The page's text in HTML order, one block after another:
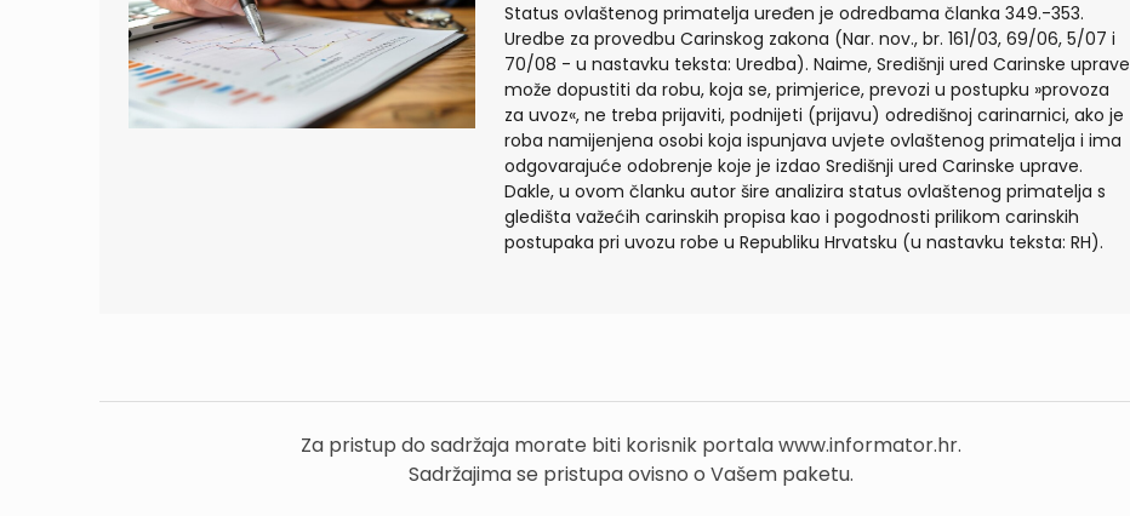
Status ovlaštenog primatelja uređen je odredbama članka 349.-353.
Uredbe za provedbu Carinskog zakona (Nar. nov., br. 161/03, 69/06, 5/07 i
70/08 - u nastavku teksta: Uredba). Naime, Središnji ured Carinske uprave
može dopustiti da robu, koja se, primjerice, prevozi u postupku »provoza
za uvoz«, ne treba prijaviti, podnijeti (prijavu) odredišnoj carinarnici, ako je
roba namijenjena osobi koja ispunjava uvjete ovlaštenog primatelja i ima
odgovarajuće odobrenje koje je izdao Središnji ured Carinske uprave.
Dakle, u ovom članku autor šire analizira status ovlaštenog primatelja s
gledišta važećih carinskih propisa kao i pogodnosti prilikom carinskih
postupaka pri uvozu robe u Republiku Hrvatsku (u nastavku teksta: RH).
Za pristup do sadržaja morate biti korisnik portala www.informator.hr.
Sadržajima se pristupa ovisno o Vašem paketu.